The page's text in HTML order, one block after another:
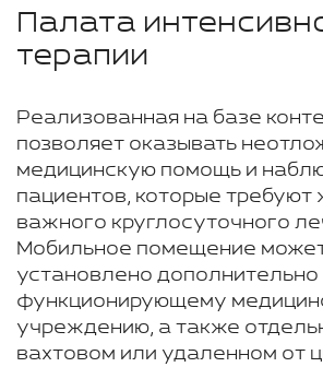
Палата
терапии
Реализованная на базе
позволяет оказывать
медицинскую помощь и
пациентов, которые требуют
важного круглосуточного
Мобильное помещение
установлено
функционирующему
учреждению, а также
вахтовом или удаленном от